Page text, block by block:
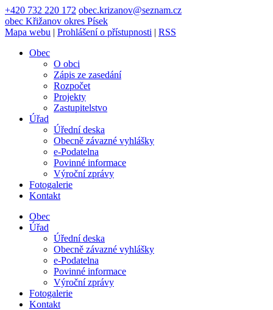
+420 732 220 172 obec.krizanov@seznam.cz
obec Křižanov okres Písek
Mapa webu | Prohlášení o přístupnosti | RSS
Obec
O obci
Zápis ze zasedání
Rozpočet
Projekty
Zastupitelstvo
Úřad
Úřední deska
Obecně závazné vyhlášky
e-Podatelna
Povinné informace
Výroční zprávy
Fotogalerie
Kontakt
Obec
Úřad
Úřední deska
Obecně závazné vyhlášky
e-Podatelna
Povinné informace
Výroční zprávy
Fotogalerie
Kontakt